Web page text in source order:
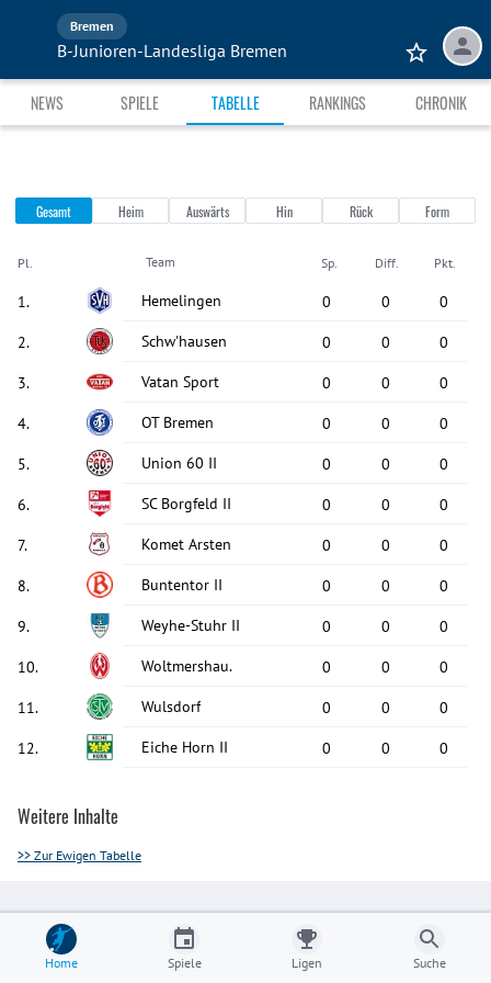
Bremen
B-Junioren-Landesliga Bremen
NEWS SPIELE TABELLE RANKINGS CHRONIK
Gesamt Heim Auswärts Hin Rück Form
Pl. Team Sp. Diff. Pkt.
1. Hemelingen 0 0 0
2. Schw'hausen 0 0 0
3. Vatan Sport 0 0 0
4. OT Bremen 0 0 0
5. Union 60 II 0 0 0
6. SC Borgfeld II 0 0 0
7. Komet Arsten 0 0 0
8. Buntentor II 0 0 0
9. Weyhe-Stuhr II 0 0 0
10. Woltmershau. 0 0 0
11. Wulsdorf 0 0 0
12. Eiche Horn II 0 0 0
Weitere Inhalte
>> Zur Ewigen Tabelle
Home Spiele Ligen Suche